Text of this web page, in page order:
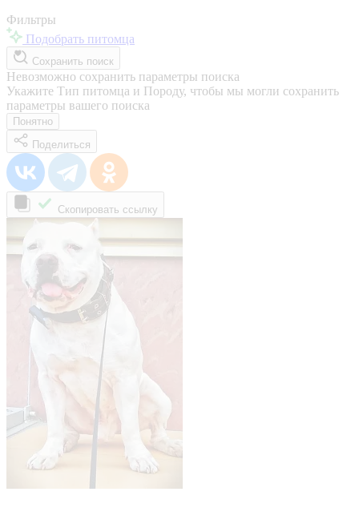
Фильтры
Подобрать питомца
Сохранить поиск
Невозможно сохранить параметры поиска
Укажите Тип питомца и Породу, чтобы мы могли сохранить
параметры вашего поиска
Понятно
Поделиться
Скопировать ссылку